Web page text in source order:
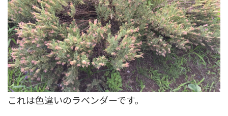
これは色違いのラベンダーです。